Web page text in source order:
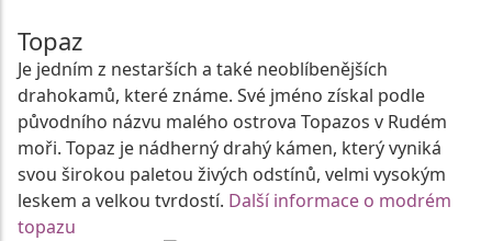
Topaz
Je jedním z nestarších a také neoblíbenějších
drahokamů, které známe. Své jméno získal podle
původního názvu malého ostrova Topazos v Rudém
moři. Topaz je nádherný drahý kámen, který vyniká
svou širokou paletou živých odstínů, velmi vysokým
leskem a velkou tvrdostí. Další informace o modrém
topazu